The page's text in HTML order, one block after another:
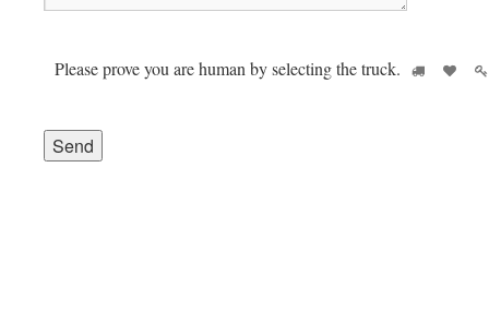
Please prove you are human by selecting thetruck.